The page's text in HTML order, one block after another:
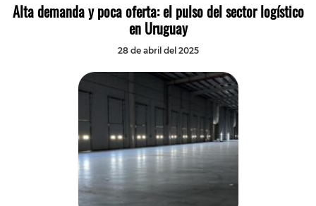
Alta demanda y poca oferta: el pulso del sector logístico
en Uruguay
28 de abril del 2025